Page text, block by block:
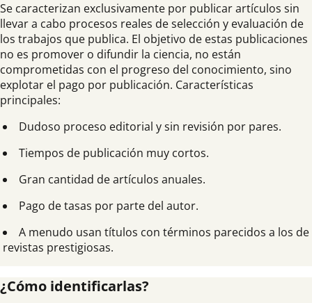
Se caracterizan exclusivamente por publicar artículos sin
llevar a cabo procesos reales de selección y evaluación de
los trabajos que publica. El objetivo de estas publicaciones
no es promover o difundir la ciencia, no están
comprometidas con el progreso del conocimiento, sino
explotar el pago por publicación. Características
principales:
Dudoso proceso editorial y sin revisión por pares.
Tiempos de publicación muy cortos.
Gran cantidad de artículos anuales.
Pago de tasas por parte del autor.
A menudo usan títulos con términos parecidos a los de
revistas prestigiosas.
¿Cómo identificarlas?